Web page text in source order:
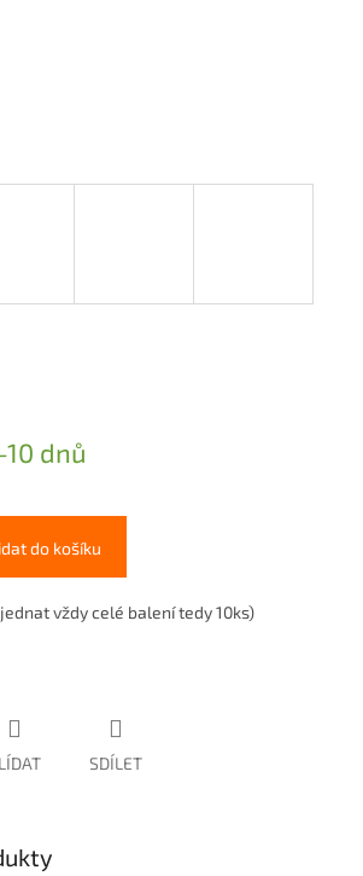
dnů
do košíku
vždy celé balení tedy 10ks)
SDÍLET